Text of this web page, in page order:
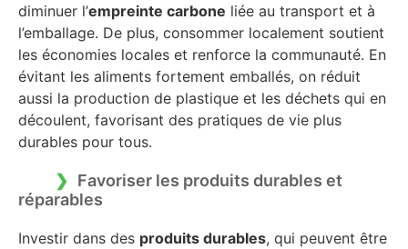
diminuer l’empreinte carbone liée au transport et à
l’emballage. De plus, consommer localement soutient
les économies locales et renforce la communauté. En
évitant les aliments fortement emballés, on réduit
aussi la production de plastique et les déchets qui en
découlent, favorisant des pratiques de vie plus
durables pour tous.
Favoriser les produits durables et
réparables
Investir dans des produits durables, qui peuvent être